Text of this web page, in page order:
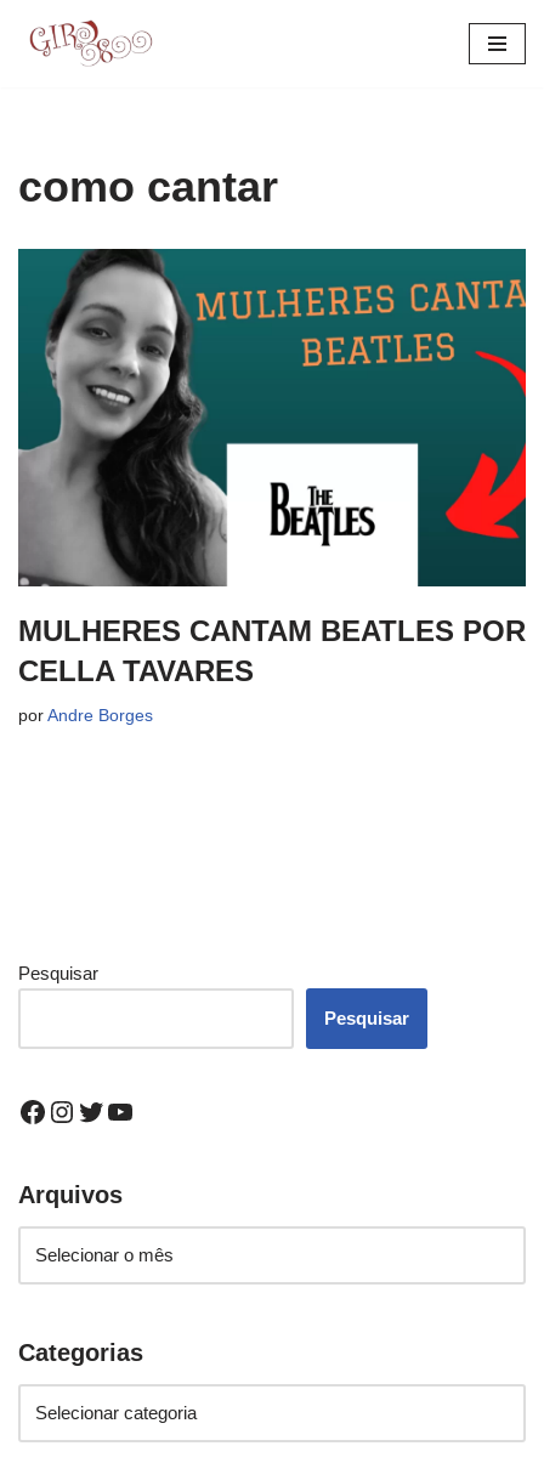
como cantar
MULHERES CANTAM BEATLES POR
CELLA TAVARES
por Andre Borges
Pesquisar
Pesquisar
Arquivos
Categorias